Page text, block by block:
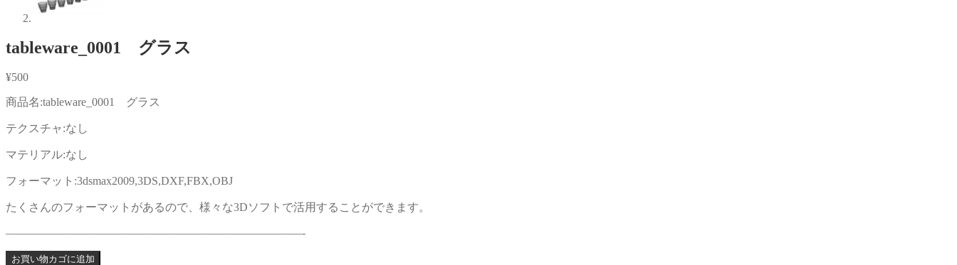
tableware_0001 グラス
¥500
商品名:tableware_0001 グラス
テクスチャ:なし
マテリアル:なし
フォーマット:3dsmax2009,3DS,DXF,FBX,OBJ
たくさんのフォーマットがあるので、様々な3Dソフトで活用することができます。
——————————————————————————-
お買い物カゴに追加